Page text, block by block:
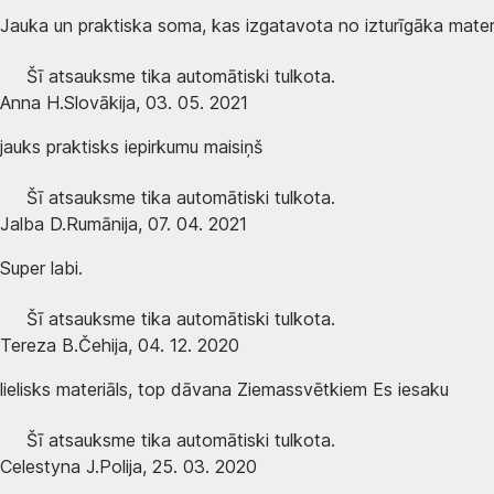
Jauka un praktiska soma, kas izgatavota no izturīgāka
Šī atsauksme tika automātiski tulkota.
Anna H.Slovākija, 03. 05. 2021
jauks praktisks iepirkumu maisiņš
Šī atsauksme tika automātiski tulkota.
Jalba D.Rumānija, 07. 04. 2021
Super labi.
Šī atsauksme tika automātiski tulkota.
Tereza B.Čehija, 04. 12. 2020
lielisks materiāls, top dāvana Ziemassvētkiem Es iesaku
Šī atsauksme tika automātiski tulkota.
Celestyna J.Polija, 25. 03. 2020